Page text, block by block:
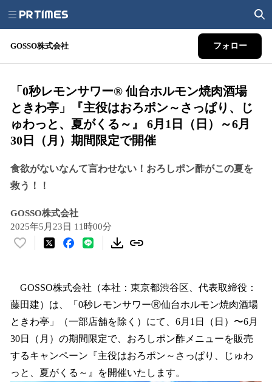
GOSSO株式会社 フォロー
「0秒レモンサワー® 仙台ホルモン焼肉酒場
ときわ亭」『主役はおろポン～さっぱり、じ
ゅわっと、夏がくる～』 6月1日（日）～6月
30日（月）期間限定で開催
食欲がないなんて言わせない！おろしポン酢がこの夏を
救う！！
GOSSO株式会社
2025年5月23日 11時00分
い
！
数
を
読
み
込
み
中
GOSSO株式会社（本社：東京都渋谷区、代表取締役：
藤田建）は、「0秒レモンサワーⓇ仙台ホルモン焼肉酒場
ときわ亭」（一部店舗を除く）にて、6月1日（日）〜6月
30日（月）の期間限定で、おろしポン酢メニューを販売
するキャンペーン『主役はおろポン～さっぱり、じゅわ
っと、夏がくる～』を開催いたします。